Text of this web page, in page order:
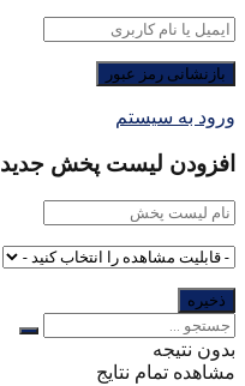
ورود به سیستم
افزودن لیست پخش جدید
بدون نتیجه
مشاهده تمام نتایج